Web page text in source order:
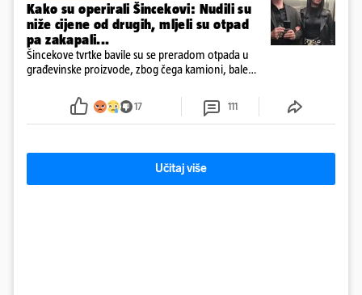
Kako su operirali Šincekovi: Nudili su
niže cijene od drugih, mljeli su otpad
pa zakapali...
Šincekove tvrtke bavile su se preradom otpada u
građevinske proizvode, zbog čega kamioni, bale
17 111
Učitaj više